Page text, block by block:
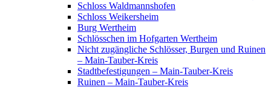
Schloss Waldmannshofen
Schloss Weikersheim
Burg Wertheim
Schlösschen im Hofgarten Wertheim
Nicht zugängliche Schlösser, Burgen und Ruinen
– Main-Tauber-Kreis
Stadtbefestigungen – Main-Tauber-Kreis
Ruinen – Main-Tauber-Kreis